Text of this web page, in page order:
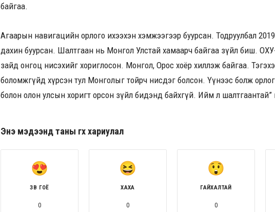
байгаа.
Агаарын навигацийн орлого ихээхэн хэмжээгээр буурсан. Тодруулбал
дахин буурсан. Шалтгаан нь Монгол Улстай хамаарч байгаа зүйл биш.
зайд онгоц нисэхийг хориглосон. Монгол, Орос хоёр хиллэж байгаа.
боломжгүйд хүрсэн тул Монголыг тойрч нисдэг болсон. Үүнээс болж орлого
болон олон улсын хоригт орсон зүйл бидэнд байхгүй. Ийм л шалтгаантай”
Энэ мэдээнд таны өгөх хариулал
ЗӨВ ГОЁ
0
ХАХА
0
ГАЙХАЛТАЙ
0